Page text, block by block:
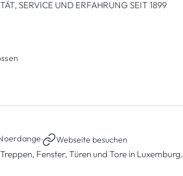
SERVICE UND ERFAHRUNG SEIT 1899
· Webseite besuchen
Fenster, Türen und Tore in Luxemburg.